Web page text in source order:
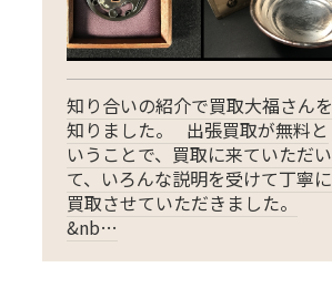
知り合いの紹介で買取大福さんを
知りました。 出張買取が無料と
いうことで、買取に来ていただい
て、いろんな説明を受けて丁寧に
買取させていただきました。
&nb…